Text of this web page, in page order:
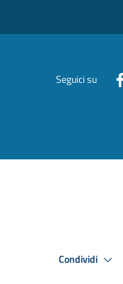
Seguici su
Condividi